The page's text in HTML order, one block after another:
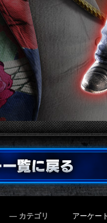
― カテゴリ アーケー